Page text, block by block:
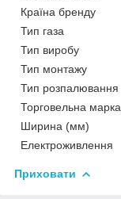
Країна бренду
Тип газа
Тип виробу
Тип монтажу
Тип розпалювання
Торговельна марка
Ширина (мм)
Електроживлення
Приховати